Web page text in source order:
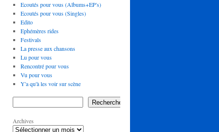
Ecoutés pour vous (Albums+EP's)
Ecoutés pour vous (Singles)
Edito
Ephémères rides
Festivals
La presse aux chansons
Lu pour vous
Rencontré pour vous
Vu pour vous
Y'a qu'à les voir sur scène
Rechercher
Archives